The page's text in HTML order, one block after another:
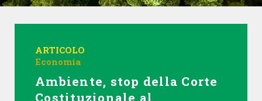
ARTICOLO
Economia
Ambiente, stop della Corte
Costituzionale al